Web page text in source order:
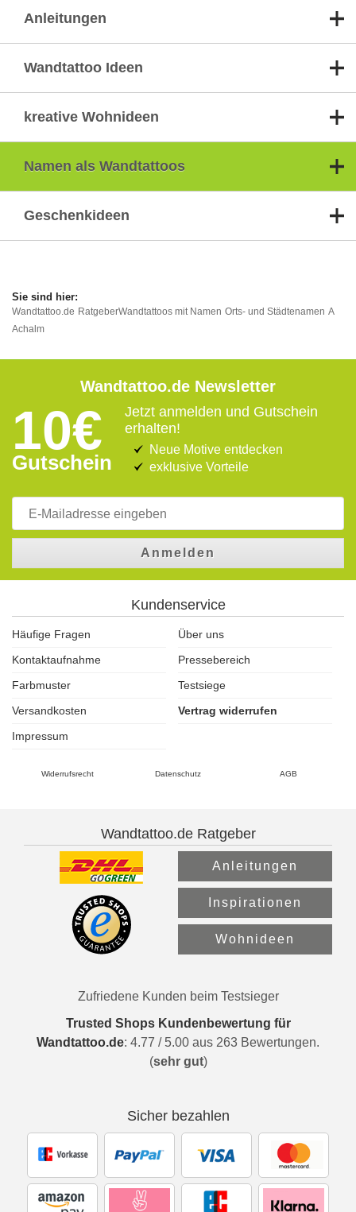
Anleitungen
Wandtattoo Ideen
kreative Wohnideen
Namen als Wandtattoos
Geschenkideen
Wandtattoo.de RatgeberWandtattoos mit Namen Orts- und Städtenamen A
Achalm
Wandtattoo.de Newsletter
10€
Gutschein
Jetzt anmelden und Gutschein
erhalten!
Neue Motive entdecken
exklusive Vorteile
Anmelden
Kundenservice
Häufige Fragen
Über uns
Kontaktaufnahme
Pressebereich
Farbmuster
Testsiege
Versandkosten
Vertrag widerrufen
Impressum
Widerrufsrecht Datenschutz AGB
Wandtattoo.de Ratgeber
Anleitungen
Inspirationen
Wohnideen
Zufriedene Kunden beim Testsieger
Trusted Shops Kundenbewertung für
Wandtattoo.de: 4.77 / 5.00 aus 263 Bewertungen.
(sehr gut)
Sicher bezahlen